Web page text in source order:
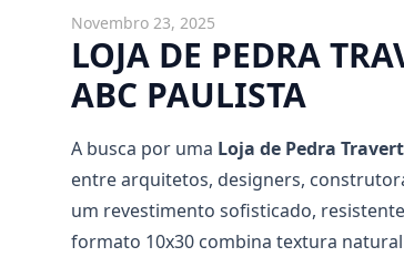
Novembro 23, 2025
LOJA DE PEDRA
ABC PAULISTA
A busca por uma Loja de Pedra
entre arquitetos, designers,
um revestimento sofisticado,
formato 10x30 combina textura